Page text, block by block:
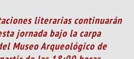
literarias continuarán
jornada bajo la carpa
Museo Arqueológico de